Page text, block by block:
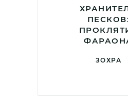
ПЕСКОВ:
ЗОХРА